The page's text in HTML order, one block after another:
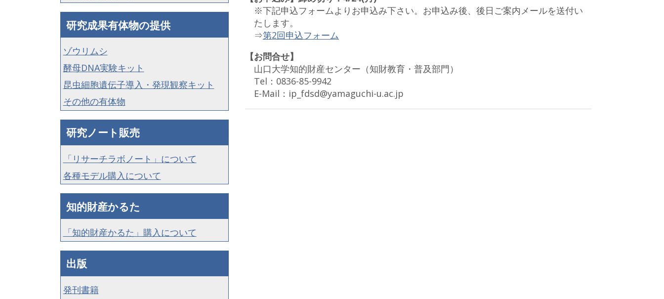
※下記申込フォームよりお申込み下さい。お申込み後、後日ご案内メールを送付い
たします。
⇒第2回申込フォーム
【お問合せ】
山口大学知的財産センター（知財教育・普及部門）
Tel：0836-85-9942
E-Mail：ip_fdsd@yamaguchi-u.ac.jp
研究成果有体物の提供
ゾウリムシ
酵母DNA実験キット
昆虫細胞遺伝子導入・発現観察キット
その他の有体物
研究ノート販売
「リサーチラボノート」について
各種モデル購入について
知的財産かるた
「知的財産かるた」購入について
出版
発刊書籍